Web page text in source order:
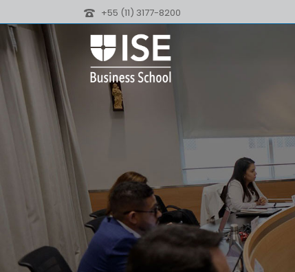
+55 (11) 3177-8200